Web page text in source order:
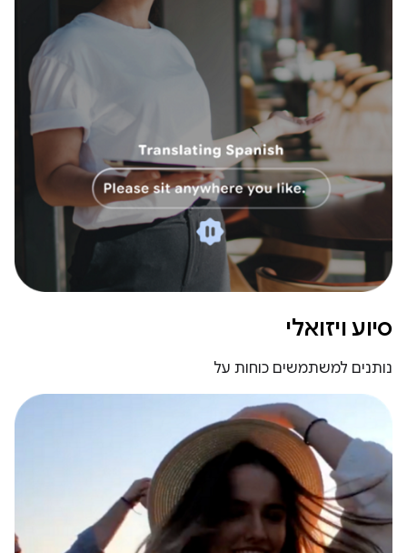
סיוע ויזואלי
נותנים למשתמשים כוחות על